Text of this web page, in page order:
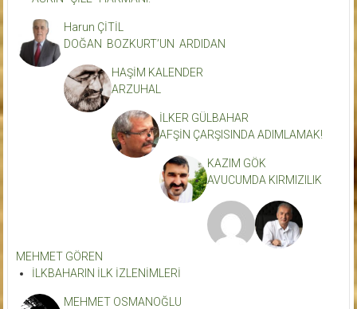
Harun ÇİTİL
DOĞAN BOZKURT’UN ARDIDAN
HAŞİM KALENDER
ARZUHAL
İLKER GÜLBAHAR
AFŞİN ÇARŞISINDA ADIMLAMAK!
KAZIM GÖK
AVUCUMDA KIRMIZILIK
MEHMET GÖREN
İLKBAHARIN İLK İZLENİMLERİ
MEHMET OSMANOĞLU